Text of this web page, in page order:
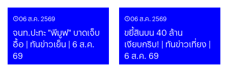
06 ส.ค. 2569
จนท.ปะทะ "พีมูฟ" บาดเจ็บ
อื้อ | ทันข่าวเย็น | 6 ส.ค.
69
06 ส.ค. 2569
ขยี้สินบน 40 ล้าน
เงียบกริบ! | ทันข่าวเที่ยง |
6 ส.ค. 69